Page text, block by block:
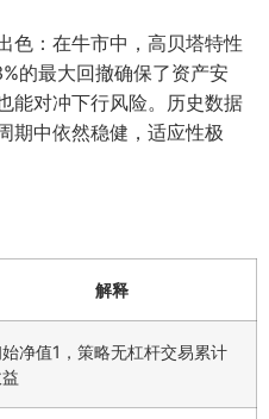
色：在牛市中，高贝塔特性
的最大回撤确保了资产安
能对冲下行风险。历史数据
期中依然稳健，适应性极
解释
净值1，策略无杠杆交易累计